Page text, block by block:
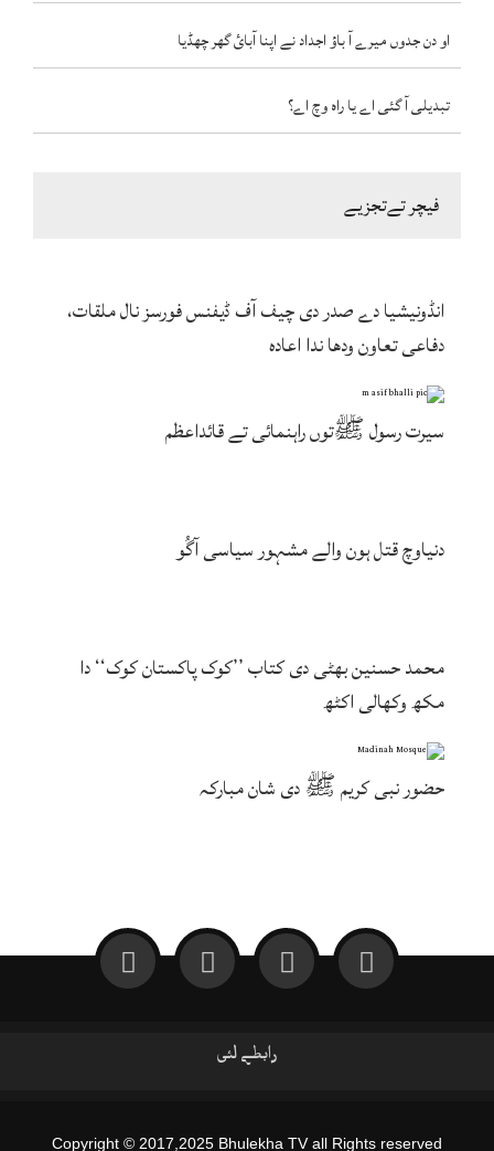
او دن جدوں میرے آ باؤ اجداد نے اپنا آبائ گھر چھڈیا
تبدیلی آ گئی اے یا راہ وچ اے؟
فیچر تےتجزیے
انڈونیشیا دے صدر دی چیف آف ڈیفنس فورسز نال ملقات،
دفاعی تعاون ودھا ندا اعادہ
سیرت رسول ﷺتوں راہنمائی تے قائداعظم
دنیاوچ قتل ہون والے مشہور سیاسی آگُو
محمد حسنین بھٹی دی کتاب ’’کوک پاکستان کوک‘‘ دا
مکھ وکھالی اکٹھ
حضور نبی کریم ﷺ دی شان مبارکہ
رابطے لئی
Copyright © 2017,2025 Bhulekha TV all Rights reserved